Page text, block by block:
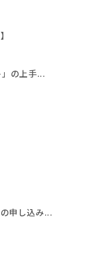
の上手...
申し込み...